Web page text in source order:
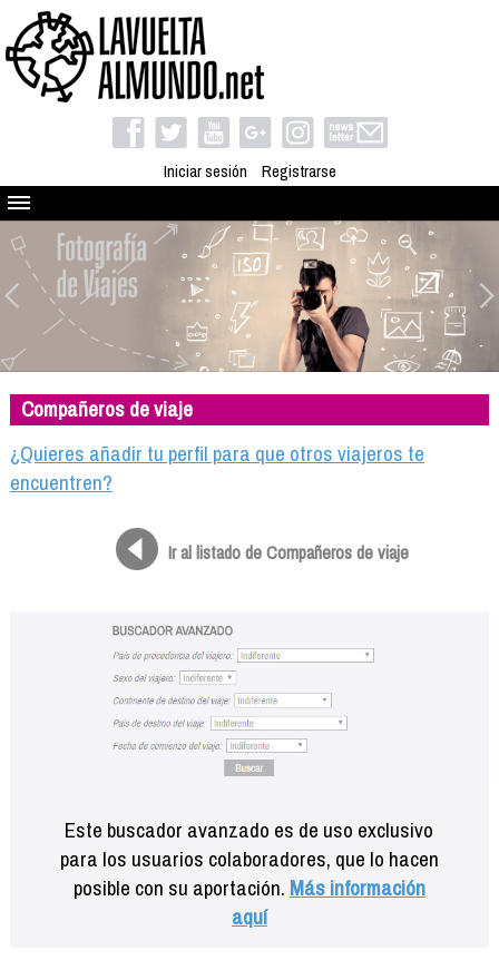
Iniciar sesión Registrarse
Quienes somos
El proyecto
Blog
Viaja con nosotros
Camino solidario
Libros
Compañeros de viaje
Compañeros de viaje
¿Quieres añadir tu perfil para que otros viajeros te
encuentren?
Ir al listado de Compañeros de viaje
Este buscador avanzado es de uso exclusivo
para los usuarios colaboradores, que lo hacen
posible con su aportación. Más información
aquí